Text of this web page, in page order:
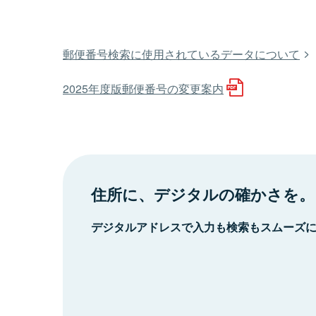
郵便番号検索に使用されているデータについて
2025年度版郵便番号の変更案内
住所に、デジタルの確かさを。
デジタルアドレスで入力も検索もスムーズ